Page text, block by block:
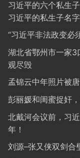
习近平的六个私生
习近平的私生子名字
“习近平非法政变必
湖北省鄂州市一家3
观尽毁
孟锦云中年照片被
彭丽媛和闺蜜捉奸
北戴河会议前，习
年！
刘源–张又侠双剑合